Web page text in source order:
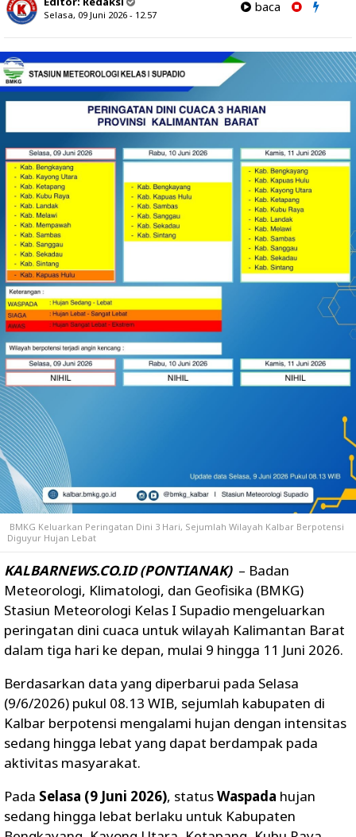
Selasa, 09 Juni 2026 - 12.57
baca
BMKG Keluarkan Peringatan Dini 3 Hari, Sejumlah Wilayah Kalbar Berpotensi
Diguyur Hujan Lebat
KALBARNEWS.CO.ID (PONTIANAK) – Badan
Meteorologi, Klimatologi, dan Geofisika (BMKG)
Stasiun Meteorologi Kelas I Supadio mengeluarkan
peringatan dini cuaca untuk wilayah Kalimantan Barat
dalam tiga hari ke depan, mulai 9 hingga 11 Juni 2026.
Berdasarkan data yang diperbarui pada Selasa
(9/6/2026) pukul 08.13 WIB, sejumlah kabupaten di
Kalbar berpotensi mengalami hujan dengan intensitas
sedang hingga lebat yang dapat berdampak pada
aktivitas masyarakat.
Pada Selasa (9 Juni 2026), statusWaspada hujan
sedang hingga lebat berlaku untuk Kabupaten